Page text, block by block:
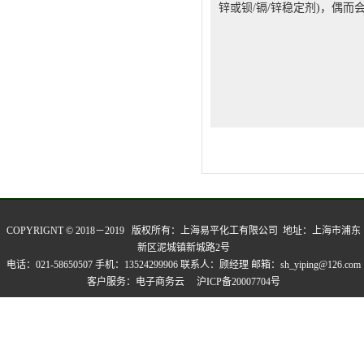
锌或钡/镉/锌稳定剂)，偶而
COPYRIGNT © 2018－2019 版权所有： 上海易平化工有限公司 地址：上海市浦东
新区泥城镇新城路2号
电话：021-58650507 手机：13524299906 联系人：顾经理 邮箱：sh_yiping@126.com
客户服务： 电子商务云 沪ICP备20007704号